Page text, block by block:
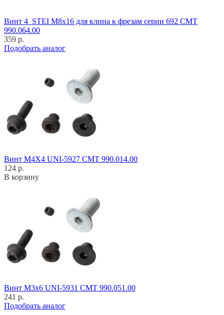
Винт 4_STEI M8x16 для клина к фрезам серии 692 CMT
990.064.00
359 р.
Подобрать аналог
Винт M4X4 UNI-5927 CMT 990.014.00
124 р.
В корзину
Винт M3x6 UNI-5931 CMT 990.051.00
241 р.
Подобрать аналог